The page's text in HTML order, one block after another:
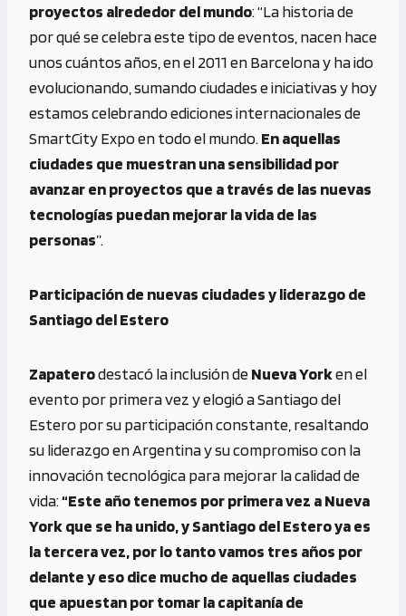
proyectos alrededor del mundo: “La historia de
por qué se celebra este tipo de eventos, nacen hace
unos cuántos años, en el 2011 en Barcelona y ha ido
evolucionando, sumando ciudades e iniciativas y hoy
estamos celebrando ediciones internacionales de
SmartCity Expo en todo el mundo. En aquellas
ciudades que muestran una sensibilidad por
avanzar en proyectos que a través de las nuevas
tecnologías puedan mejorar la vida de las
personas”.
Participación de nuevas ciudades y liderazgo de
Santiago del Estero
Zapaterodestacó la inclusión deNueva Yorken el
evento por primera vez y elogió a Santiago del
Estero por su participación constante, resaltando
su liderazgo en Argentina y su compromiso con la
innovación tecnológica para mejorar la calidad de
vida:“Este año tenemos por primera vez a Nueva
York que se ha unido, y Santiago del Estero ya es
la tercera vez, por lo tanto vamos tres años por
delante y eso dice mucho de aquellas ciudades
que apuestan por tomar la capitanía de